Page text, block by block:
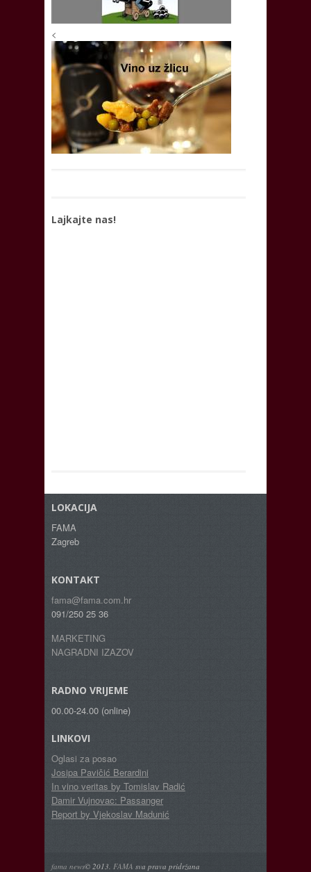
<
Lajkajte nas!
LOKACIJA
FAMA
Zagreb
KONTAKT
fama@fama.com.hr
091/250 25 36
MARKETING
NAGRADNI IZAZOV
RADNO VRIJEME
00.00-24.00 (online)
LINKOVI
Oglasi za posao
Josipa Pavičić Berardini
In vino veritas by Tomislav Radić
Damir Vujnovac: Passanger
Report by Vjekoslav Madunić
fama news© 2013. FAMA sva prava pridržana